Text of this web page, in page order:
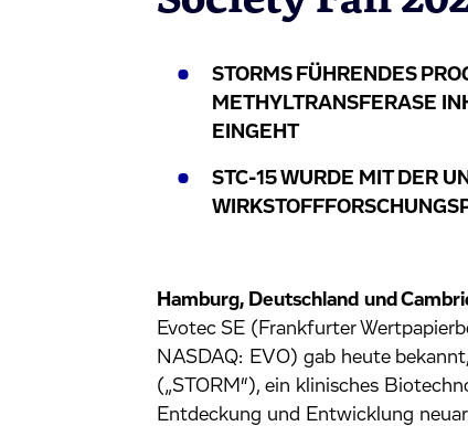
STORMS FÜHRENDES
METHYLTRANSFERASE
EINGEHT
STC-15 WURDE MIT DER
Hamburg, Deutschland und
Evotec SE (Frankfurter
NASDAQ: EVO) gab heute
(„STORM“), ein klinisches
Entdeckung und Entwicklung